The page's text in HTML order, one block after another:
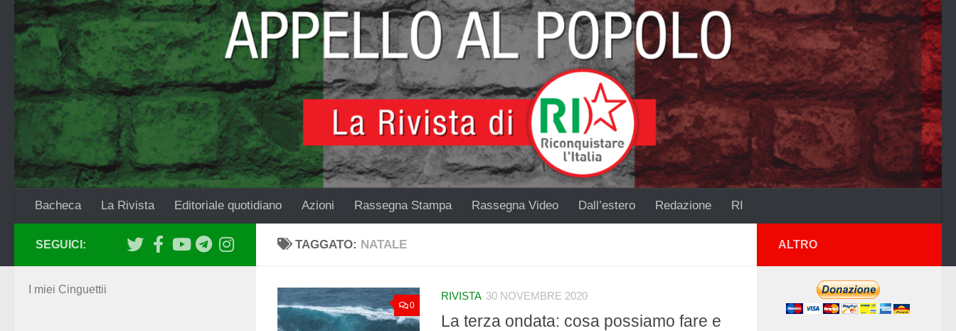
Salta al contenuto
Bacheca La Rivista Editoriale quotidiano Azioni Rassegna Stampa Rassegna Video Dall’estero Redazione RI
TAGGATO: NATALE
0
RIVISTA 30 NOVEMBRE 2020
La terza ondata: cosa possiamo fare e
SEGUICI:
I miei Cinguettii
ALTRO